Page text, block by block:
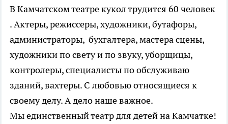
В Камчатском театре кукол трудится 60 человек
. Актеры, режиссеры, художники, бутафоры,
администраторы, бухгалтера, мастера сцены,
художники по свету и по звуку, уборщицы,
контролеры, специалисты по обслуживаю
зданий, вахтеры. С любовью относящиеся к
своему делу. А дело наше важное.
Мы единственный театр для детей на Камчатке!